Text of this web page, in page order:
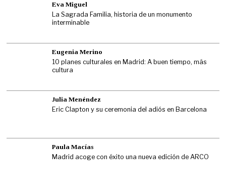
Eva Miguel
La Sagrada Familia, historia de un monumento
interminable
Eugenia Merino
10 planes culturales en Madrid: A buen tiempo, más
cultura
Julia Menéndez
Eric Clapton y su ceremonia del adiós en Barcelona
Paula Macías
Madrid acoge con éxito una nueva edición de ARCO